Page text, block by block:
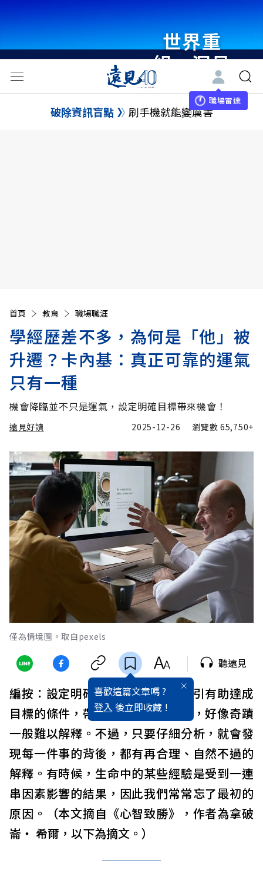
世界重
組・洞見
未來 與
世界領袖
職場雷達
破除資訊盲點 刷手機就能變厲害
首頁 教育 職場職涯
學經歷差不多，為何是「他」被
升遷？卡內基：真正可靠的運氣
只有一種
機會降臨並不只是運氣，設定明確目標帶來機會！
遠見好讀 2025-12-26 瀏覽數65,750+
僅為情境圖。取自pexels
喜歡這篇文章嗎 ?
登入 後立即收藏 !
聽遠見
編按：設定明確目標後，確實能吸引有助達成
目標的條件，帶來意想不到的機會，好像奇蹟
一般難以解釋。不過，只要仔細分析，就會發
現每一件事的背後，都有再合理、自然不過的
解釋。有時候，生命中的某些經驗是受到一連
串因素影響的結果，因此我們常常忘了最初的
原因。（本文摘自《心智致勝》，作者為拿破
崙‧ 希爾，以下為摘文。）